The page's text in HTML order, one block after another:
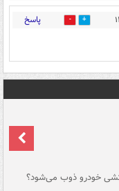
0 پاسخ
خودرو ذوب می‌شود؟